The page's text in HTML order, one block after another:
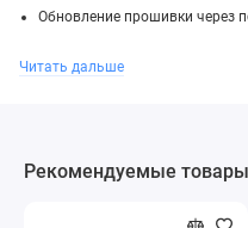
Обновление прошивки через
Читать дальше
Рекомендуемые товары